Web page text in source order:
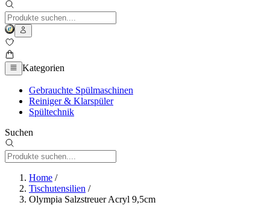
Kategorien
Gebrauchte Spülmaschinen
Reiniger & Klarspüler
Spültechnik
Suchen
Home /
Tischutensilien /
Olympia Salzstreuer Acryl 9,5cm